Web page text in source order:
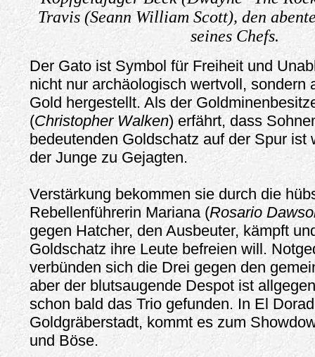
Travis (Seann William Scott), den
seines Chefs.
Der Gato ist Symbol für Freiheit und
nicht nur archäologisch wertvoll, sondern
Gold hergestellt. Als der
(Christopher Walken) erfährt, dass
bedeutenden Goldschatz auf der Spur ist
der Junge zu Gejagten.
Verstärkung bekommen sie durch die
Rebellenführerin Mariana (Rosario
gegen Hatcher, den Ausbeuter, kämpft
Goldschatz ihre Leute befreien will.
verbünden sich die Drei gegen den
aber der blutsaugende Despot ist
schon bald das Trio gefunden. In El
Goldgräberstadt, kommt es zum
und Böse.